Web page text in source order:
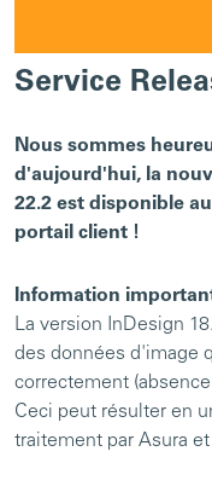
Service
Nous sommes
d'aujourd'hui, la
22.2 est disponible
portail client !
Information
La version InDesign
des données d'image
correctement
Ceci peut résulter en
traitement par Asura